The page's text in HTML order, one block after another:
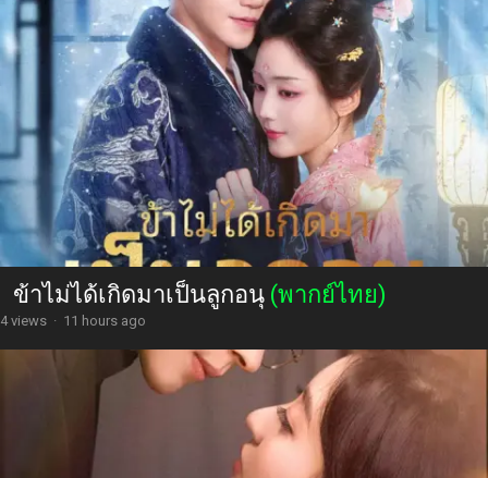
ข้าไม่ได้เกิดมาเป็นลูกอนุ (พากย์ไทย)
4 views · 11 hours ago